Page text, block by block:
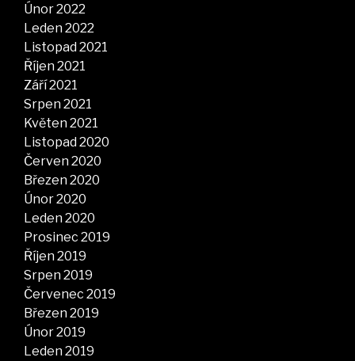
Únor 2022
Leden 2022
Listopad 2021
Říjen 2021
Září 2021
Srpen 2021
Květen 2021
Listopad 2020
Červen 2020
Březen 2020
Únor 2020
Leden 2020
Prosinec 2019
Říjen 2019
Srpen 2019
Červenec 2019
Březen 2019
Únor 2019
Leden 2019